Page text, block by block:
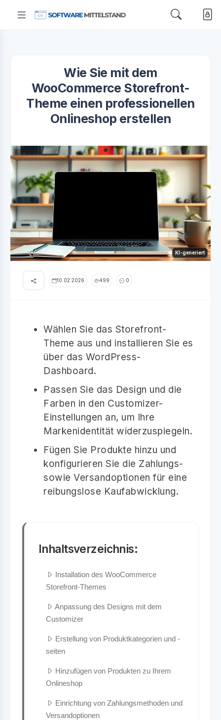
Wie Sie mit dem
WooCommerce Storefront-
Theme einen professionellen
Onlineshop erstellen
KI-generiert
10.02.2026 499 0
Wählen Sie das Storefront-
Theme aus und installieren Sie es
über das WordPress-
Dashboard.
Passen Sie das Design und die
Farben in den Customizer-
Einstellungen an, um Ihre
Markenidentität widerzuspiegeln.
Fügen Sie Produkte hinzu und
konfigurieren Sie die Zahlungs-
sowie Versandoptionen für eine
reibungslose Kaufabwicklung.
Inhaltsverzeichnis:
Installation des WooCommerce
Storefront-Themes
Anpassung des Designs mit dem
Customizer
Erstellung von Produktkategorien und -
seiten
Hinzufügen von Produkten zu Ihrem
Onlineshop
Einrichtung von Zahlungsmethoden und
Versandoptionen